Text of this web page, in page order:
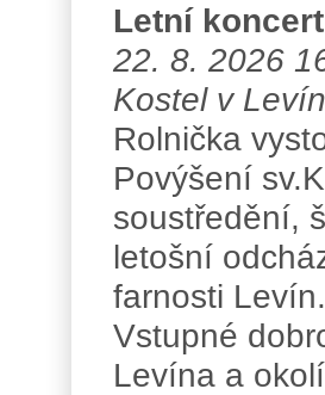
Letní
22. 8. 2026
Kostel v
Rolnička
Povýšení
soustředění,
letošní
farnosti Levín.
Vstupné
Levína a